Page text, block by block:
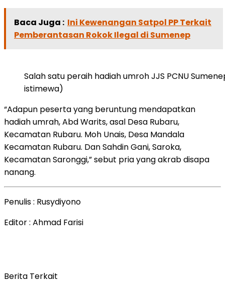
Baca Juga : Ini Kewenangan Satpol PP Terkait
Pemberantasan Rokok Ilegal di Sumenep
Salah satu peraih hadiah umroh JJS PCNU
istimewa)
“Adapun peserta yang beruntung mendapatkan
hadiah umrah, Abd Warits, asal Desa Rubaru,
Kecamatan Rubaru. Moh Unais, Desa Mandala
Kecamatan Rubaru. Dan Sahdin Gani, Saroka,
Kecamatan Saronggi,” sebut pria yang akrab disapa
nanang.
Penulis : Rusydiyono
Editor : Ahmad Farisi
Berita Terkait